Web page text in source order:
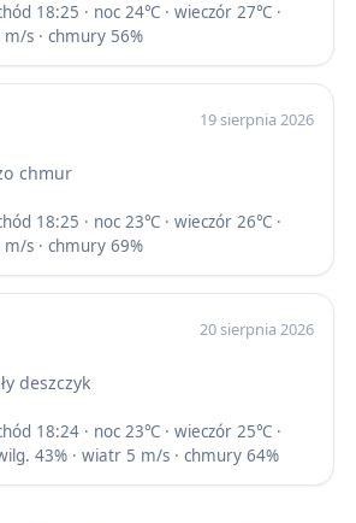
18:25 · noc 24℃ · wieczór 27℃ ·
s · chmury 56%
19 sierpnia 2026
chmur
18:25 · noc 23℃ · wieczór 26℃ ·
s · chmury 69%
20 sierpnia 2026
deszczyk
18:24 · noc 23℃ · wieczór 25℃ ·
43% · wiatr 5 m/s · chmury 64%